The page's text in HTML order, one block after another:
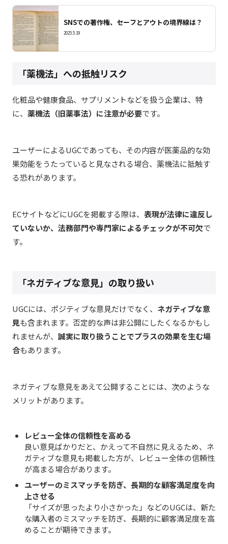
SNSでの著作権、セーフとアウトの境界線は？
2025.5.19
「薬機法」への抵触リスク
化粧品や健康食品、サプリメントなどを扱う企業は、特
に、 薬機法（旧薬事法）に注意が必要です。
ユーザーによるUGCであっても、その内容が医薬品的な効
果効能をうたっていると見なされる場合、薬機法に抵触す
る恐れがあります。
ECサイトなどにUGCを掲載する際は、 表現が法律に違反し
ていないか、法務部門や専門家によるチェックが不可欠で
す。
「ネガティブな意見」の取り扱い
UGCには、ポジティブな意見だけでなく、 ネガティブな意
見も含まれます。否定的な声は非公開にしたくなるかもし
れませんが、 誠実に取り扱うことでプラスの効果を生む場
合もあります。
ネガティブな意見をあえて公開することには、次のような
メリットがあります。
レビュー全体の信頼性を高める
良い意見ばかりだと、かえって不自然に見えるため、ネ
ガティブな意見も掲載した方が、レビュー全体の信頼性
が高まる場合があります。
ユーザーのミスマッチを防ぎ、長期的な顧客満足度を向
上させる
「サイズが思ったより小さかった」などのUGCは、新た
な購入者のミスマッチを防ぎ、長期的に顧客満足度を高
めることが期待できます。